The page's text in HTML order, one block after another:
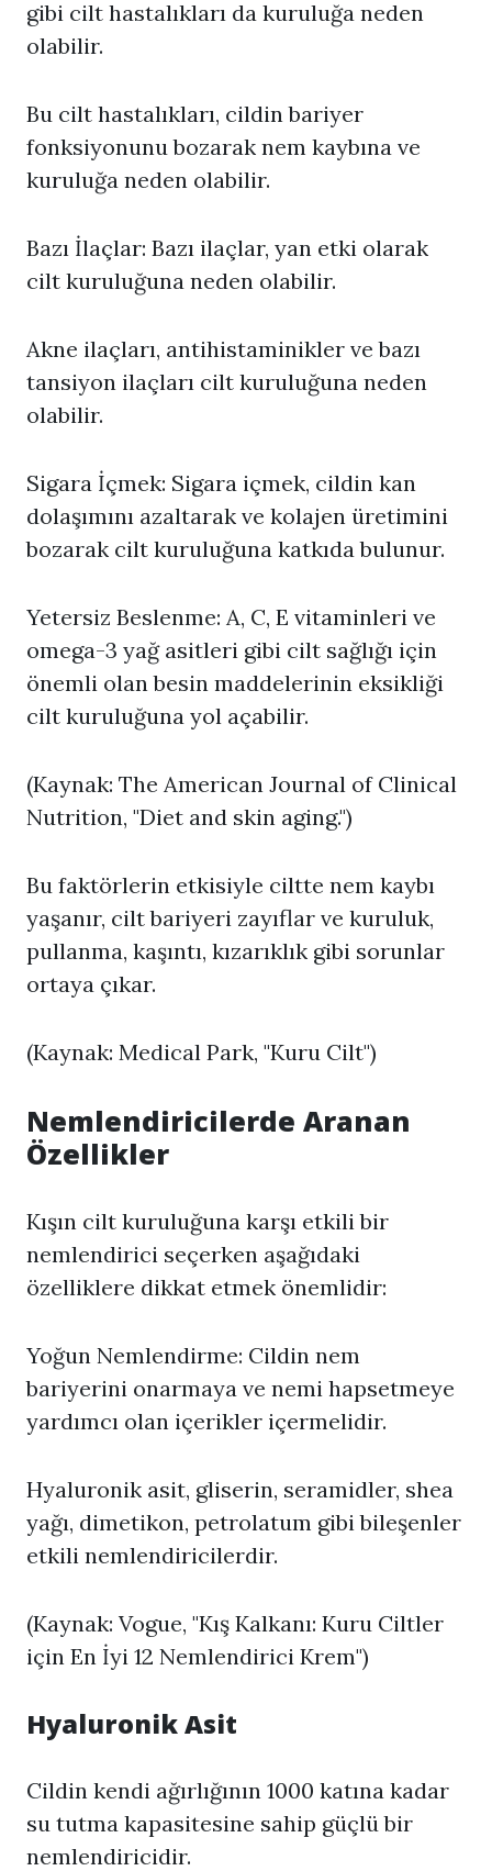
gibi cilt hastalıkları da kuruluğa neden
olabilir.
Bu cilt hastalıkları, cildin bariyer
fonksiyonunu bozarak nem kaybına ve
kuruluğa neden olabilir.
Bazı İlaçlar: Bazı ilaçlar, yan etki olarak
cilt kuruluğuna neden olabilir.
Akne ilaçları, antihistaminikler ve bazı
tansiyon ilaçları cilt kuruluğuna neden
olabilir.
Sigara İçmek: Sigara içmek, cildin kan
dolaşımını azaltarak ve kolajen üretimini
bozarak cilt kuruluğuna katkıda bulunur.
Yetersiz Beslenme: A, C, E vitaminleri ve
omega-3 yağ asitleri gibi cilt sağlığı için
önemli olan besin maddelerinin eksikliği
cilt kuruluğuna yol açabilir.
(Kaynak: The American Journal of Clinical
Nutrition, "Diet and skin aging.")
Bu faktörlerin etkisiyle ciltte nem kaybı
yaşanır, cilt bariyeri zayıflar ve kuruluk,
pullanma, kaşıntı, kızarıklık gibi sorunlar
ortaya çıkar.
(Kaynak: Medical Park, "Kuru Cilt")
Nemlendiricilerde Aranan
Özellikler
Kışın cilt kuruluğuna karşı etkili bir
nemlendirici seçerken aşağıdaki
özelliklere dikkat etmek önemlidir:
Yoğun Nemlendirme: Cildin nem
bariyerini onarmaya ve nemi hapsetmeye
yardımcı olan içerikler içermelidir.
Hyaluronik asit, gliserin, seramidler, shea
yağı, dimetikon, petrolatum gibi bileşenler
etkili nemlendiricilerdir.
(Kaynak: Vogue, "Kış Kalkanı: Kuru Ciltler
için En İyi 12 Nemlendirici Krem")
Hyaluronik Asit
Cildin kendi ağırlığının 1000 katına kadar
su tutma kapasitesine sahip güçlü bir
nemlendiricidir.